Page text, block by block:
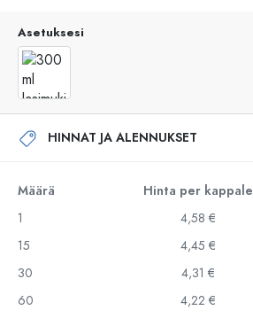
Asetuksesi
HINNAT JA ALENNUKSET
Määrä Hinta per kappale
1
4,58 €
15
4,45 €
30
4,31 €
60
4,22 €